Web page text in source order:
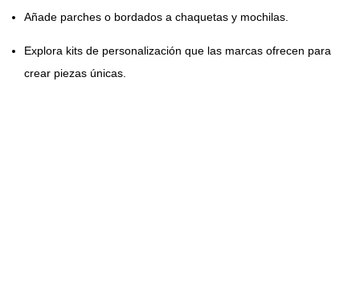
Añade parches o bordados a chaquetas y mochilas.
Explora kits de personalización que las marcas ofrecen para
crear piezas únicas.